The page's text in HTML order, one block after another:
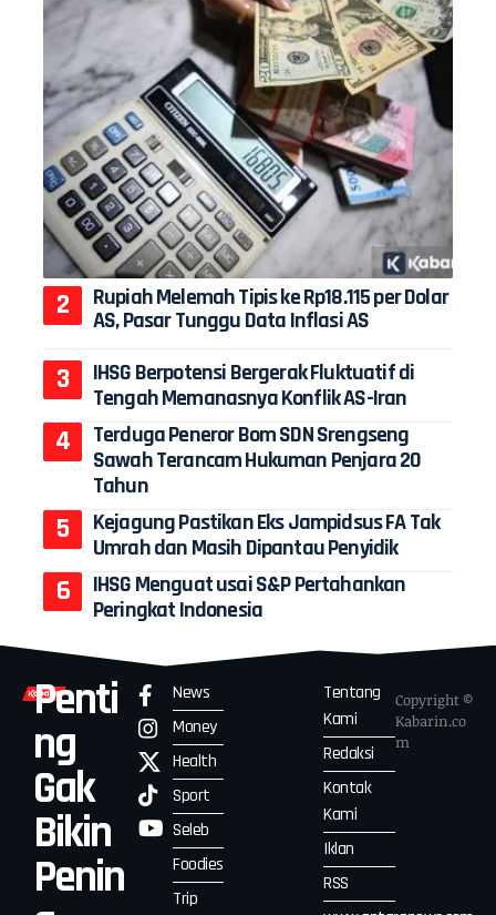
Rupiah Melemah Tipis ke Rp18.115 per Dolar
AS, Pasar Tunggu Data Inflasi AS
IHSG Berpotensi Bergerak Fluktuatif di
Tengah Memanasnya Konflik AS-Iran
Terduga Peneror Bom SDN Srengseng
Sawah Terancam Hukuman Penjara 20
Tahun
Kejagung Pastikan Eks Jampidsus FA Tak
Umrah dan Masih Dipantau Penyidik
IHSG Menguat usai S&P Pertahankan
Peringkat Indonesia
Penti
ng
Gak
Bikin
Penin
News
Money
Health
Sport
Seleb
Foodies
Trip
Tentang
Kami
Redaksi
Kontak
Kami
Iklan
RSS
Copyright ©
Kabarin.co
m